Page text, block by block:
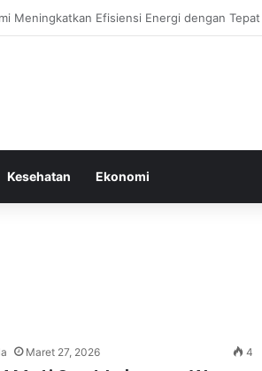
Lemak dan Menyegarkan Tubuh Anda
Kesehatan Ekonomi
Maret 27, 2026 4